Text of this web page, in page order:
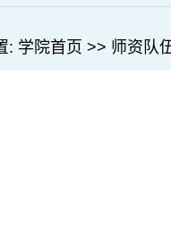
: 学院首页 >> 师资队